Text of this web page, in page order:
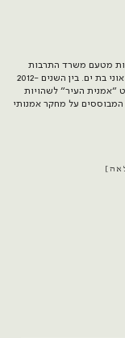
מטעם משרד התרבות
לשנת 2021. משנת 2018 משמשת כאוצרת הראשית של מוזיאוני בת ים. בין השנים 2012-
״אמנית העיר״ לשהויות
המבוססים על מחקר אמנותי